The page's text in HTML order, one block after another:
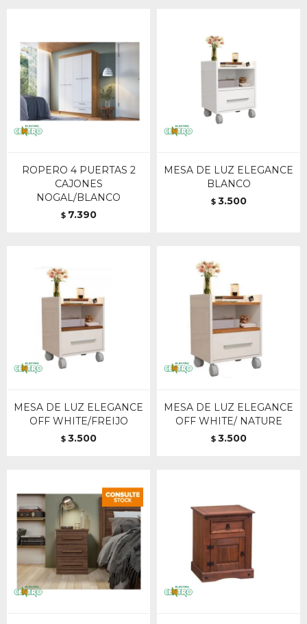
ROPERO 4 PUERTAS 2
CAJONES
NOGAL/BLANCO
$ 7.390
MESA DE LUZ ELEGANCE
BLANCO
$ 3.500
MESA DE LUZ ELEGANCE
OFF WHITE/FREIJO
$ 3.500
MESA DE LUZ ELEGANCE
OFF WHITE/ NATURE
$ 3.500